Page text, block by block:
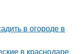
в огороде в
в краснодаре.